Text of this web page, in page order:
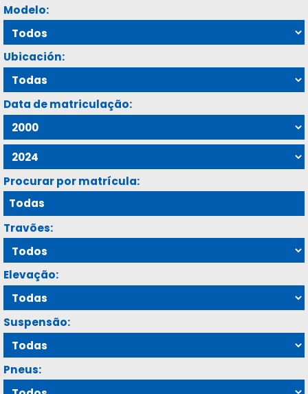
Modelo:
Ubicación:
Data de matriculação:
Procurar por matrícula:
Travões:
Elevação:
Suspensão:
Pneus: